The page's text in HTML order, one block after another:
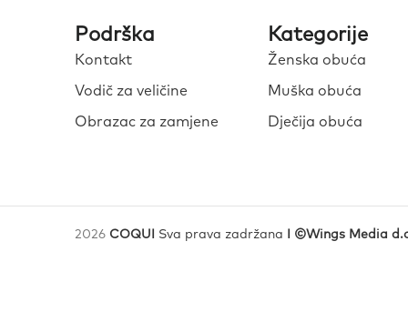
Podrška
Kontakt
Vodič za veličine
Obrazac za zamjene
Kategorije
Ženska obuća
Muška obuća
Dječija obuća
2026 COQUI Sva prava zadržana I ©Wings Media